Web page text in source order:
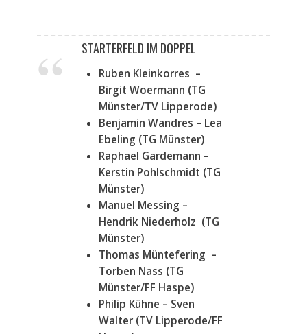
STARTERFELD IM DOPPEL
Ruben Kleinkorres –
Birgit Woermann (TG
Münster/TV Lipperode)
Benjamin Wandres – Lea
Ebeling (TG Münster)
Raphael Gardemann –
Kerstin Pohlschmidt (TG
Münster)
Manuel Messing –
Hendrik Niederholz (TG
Münster)
Thomas Müntefering –
Torben Nass (TG
Münster/FF Haspe)
Philip Kühne – Sven
Walter (TV Lipperode/FF